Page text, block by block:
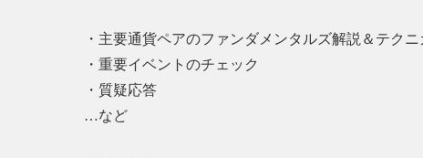
・主要通貨ペアのファンダメンタルズ解説＆テク
・重要イベントのチェック
・質疑応答
…など